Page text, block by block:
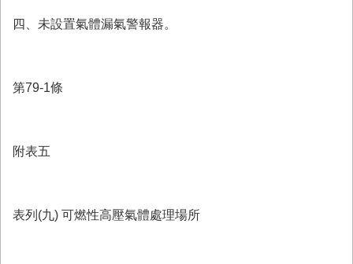
四、未設置氣體漏氣警報器。
第79-1條
附表五
表列(九) 可燃性高壓氣體處理場所